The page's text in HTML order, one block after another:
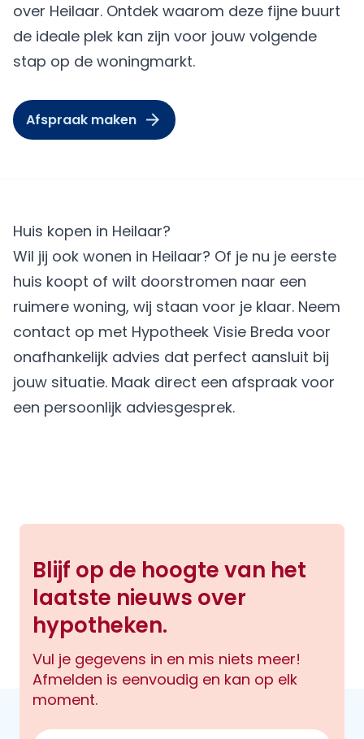
over Heilaar. Ontdek waarom deze fijne buurt
de ideale plek kan zijn voor jouw volgende
stap op de woningmarkt.
Afspraak maken
Huis kopen in Heilaar?
Wil jij ook wonen in Heilaar? Of je nu je eerste
huis koopt of wilt doorstromen naar een
ruimere woning, wij staan voor je klaar. Neem
contact op met Hypotheek Visie Breda voor
onafhankelijk advies dat perfect aansluit bij
jouw situatie. Maak direct een afspraak voor
een persoonlijk adviesgesprek.
Blijf op de hoogte van het
laatste nieuws over
hypotheken.
Vul je gegevens in en mis niets meer!
Afmelden is eenvoudig en kan op elk
moment.